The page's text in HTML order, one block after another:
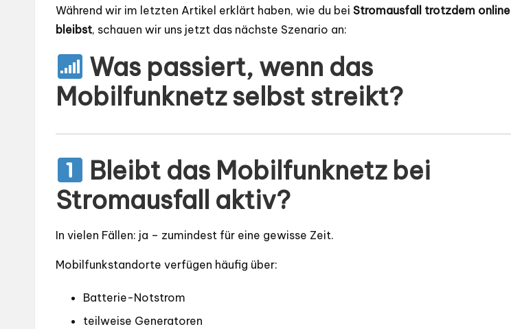
Während wir im letzten Artikel erklärt haben, wie du bei Stromausfall trotzdem online
bleibst, schauen wir uns jetzt das nächste Szenario an:
Was passiert, wenn das
Mobilfunknetz selbst streikt?
Bleibt das Mobilfunknetz bei
Stromausfall aktiv?
In vielen Fällen: ja – zumindest für eine gewisse Zeit.
Mobilfunkstandorte verfügen häufig über:
Batterie-Notstrom
teilweise Generatoren